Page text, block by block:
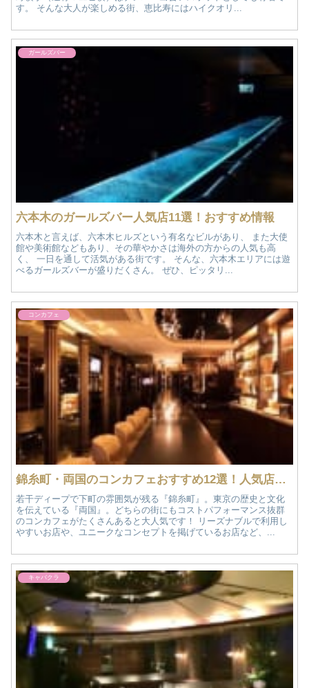
す。 そんな大人が楽しめる街、恵比寿にはハイクオリ...
ガールズバー
六本木のガールズバー人気店11選！おすすめ情報
六本木と言えば、六本木ヒルズという有名なビルがあり、 また大使
館や美術館などもあり、その華やかさは海外の方からの人気も高
く、 一日を通して活気がある街です。 そんな、六本木エリアには遊
べるガールズバーが盛りだくさん。 ぜひ、ピッタリ...
コンカフェ
錦糸町・両国のコンカフェおすすめ12選！人気店情報
若干ディープで下町の雰囲気が残る『錦糸町』。東京の歴史と文化
を伝えている『両国』。どちらの街にもコストパフォーマンス抜群
のコンカフェがたくさんあると大人気です！ リーズナブルで利用し
やすいお店や、ユニークなコンセプトを掲げているお店など、...
キャバクラ